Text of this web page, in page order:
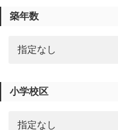
築年数
小学校区